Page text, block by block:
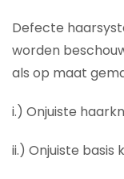
Defecte
worden
als op maat
i.) Onjuiste
ii.) Onjuiste basis